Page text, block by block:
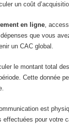
un coût
en ligne,
que vous
un CAC global.
le montant total
Cette donnée
est
pour votre